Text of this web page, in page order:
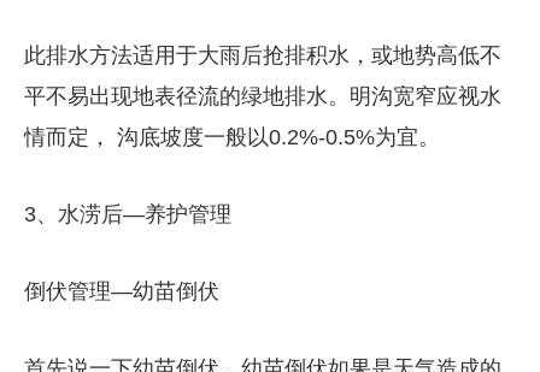
此排水方法适用于大雨后抢排积水，或地势高低不
平不易出现地表径流的绿地排水。明沟宽窄应视水
情而定， 沟底坡度一般以0.2%-0.5%为宜。
3、水涝后—养护管理
倒伏管理—幼苗倒伏